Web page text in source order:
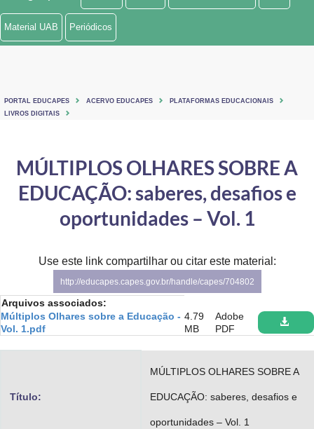
Ministério de Minas e Energia
Ministério do Turismo
Controladoria-Geral da União
Ministério da Mulher, da Família e dos Direitos Humanos
Secretaria de Governo
Gabinete de Segurança Institucional
Advocacia-Geral da União
Material UAB Periódicos
PORTAL EDUCAPES ACERVO EDUCAPES
PLATAFORMAS EDUCACIONAIS
LIVROS DIGITAIS
MÚLTIPLOS OLHARES SOBRE A
EDUCAÇÃO: saberes, desafios e
oportunidades – Vol. 1
Use este link compartilhar ou citar este material:
http://educapes.capes.gov.br/handle/capes/704802
Arquivos associados:
Múltiplos Olhares sobre a Educação -
Vol. 1.pdf
4.79
MB
Adobe
PDF
Título:
MÚLTIPLOS OLHARES SOBRE A
EDUCAÇÃO: saberes, desafios e
oportunidades – Vol. 1